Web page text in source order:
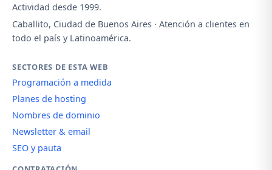
Actividad desde 1999.
Caballito, Ciudad de Buenos Aires · Atención a clientes en
todo el país y Latinoamérica.
SECTORES DE ESTA WEB
Programación a medida
Planes de hosting
Nombres de dominio
Newsletter & email
SEO y pauta